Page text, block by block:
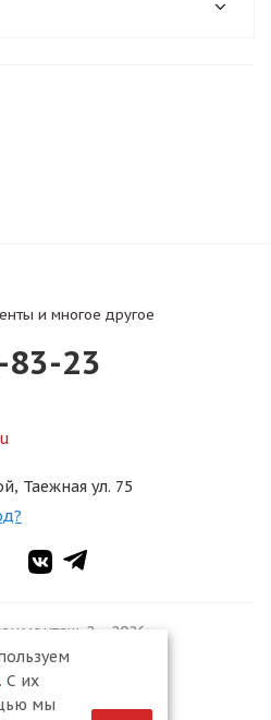
и многое другое
83-23
Таежная ул. 75
2», 2026
. С их
мы